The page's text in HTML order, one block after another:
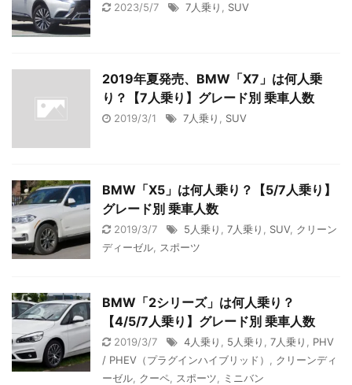
2023/5/7 7人乗り SUV
2019年夏発売、BMW「X7」は何人乗
り？【7人乗り】グレード別 乗車人数
2019/3/1 7人乗り SUV
BMW「X5」は何人乗り？【5/7人乗り】
グレード別 乗車人数
2019/3/7 5人乗り 7人乗り SUV, クリーン
ディーゼル
スポーツ
BMW「2シリーズ」は何人乗り？
【4/5/7人乗り】グレード別 乗車人数
2019/3/7 4人乗り 5人乗り 7人乗り
PHV
/ PHEV（プラグインハイブリッド）
クリーンディ
ーゼル クーペ スポーツ ミニバン